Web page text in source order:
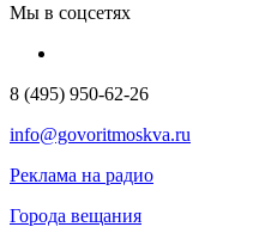
Мы в соцсетях
8 (495) 950-62-26
info@govoritmoskva.ru
Реклама на радио
Города вещания